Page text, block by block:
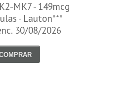
MK7 - 149mcg
- Lauton***
30/08/2026